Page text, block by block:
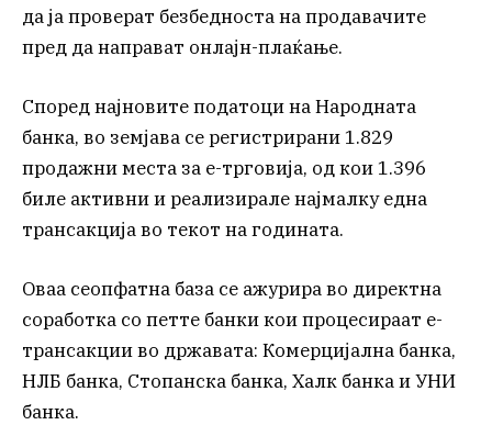
да ја проверат безбедноста на продавачите
пред да направат онлајн-плаќање.
Според најновите податоци на Народната
банка, во земјава се регистрирани 1.829
продажни места за е-трговија, од кои 1.396
биле активни и реализирале најмалку една
трансакција во текот на годината.
Оваа сеопфатна база се ажурира во директна
соработка со петте банки кои процесираат е-
трансакции во државата: Комерцијална банка,
НЛБ банка, Стопанска банка, Халк банка и УНИ
банка.